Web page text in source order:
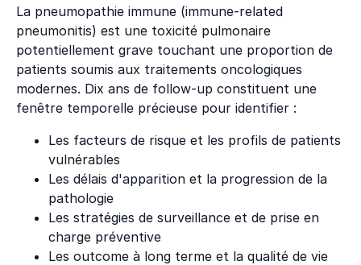
La pneumopathie immune (immune-related
pneumonitis) est une toxicité pulmonaire
potentiellement grave touchant une proportion de
patients soumis aux traitements oncologiques
modernes. Dix ans de follow-up constituent une
fenêtre temporelle précieuse pour identifier :
Les facteurs de risque et les profils de patients
vulnérables
Les délais d'apparition et la progression de la
pathologie
Les stratégies de surveillance et de prise en
charge préventive
Les outcome à long terme et la qualité de vie